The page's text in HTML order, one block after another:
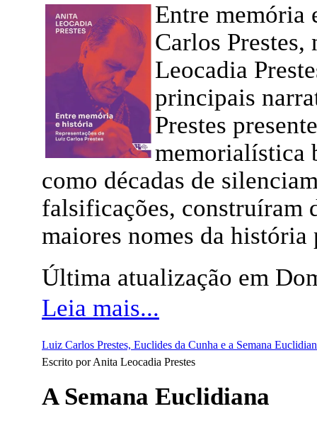
Entre memória
Carlos
Leocadia
principais
Prestes
memorialística
como décadas de
falsificações, construíram
maiores nomes da
Última atualização em
Leia mais...
Luiz Carlos Prestes, Euclides da Cunha e a Semana
Escrito por Anita Leocadia Prestes
A Semana Euclidiana